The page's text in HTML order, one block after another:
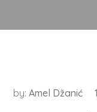
by:Amel Džanić